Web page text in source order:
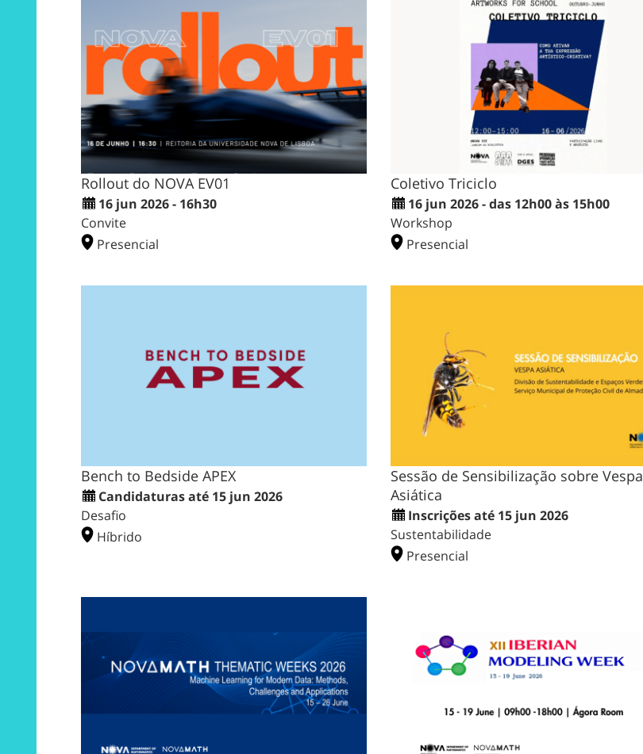
Rollout do NOVA EV01
16 jun 2026 - 16h30
Convite
Presencial
Coletivo Triciclo
16 jun 2026 - das 12h00 às 15h00
Workshop
Presencial
Bench to Bedside APEX
Candidaturas até 15 jun 2026
Desafio
Híbrido
Sessão de Sensibilização sobre Vespa
Asiática
Inscrições até 15 jun 2026
Sustentabilidade
Presencial